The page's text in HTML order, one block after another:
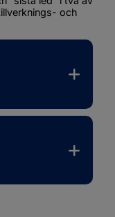
och
Datum